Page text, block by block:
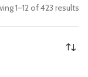
1–12 of 423 results